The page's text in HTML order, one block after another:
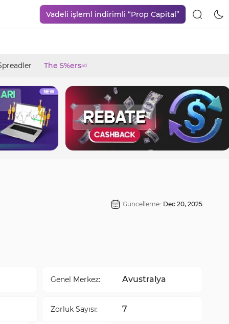
Vadeli işleml indirimli “Prop Capital”
The 5%ersad
Güncelleme: Dec 20, 2025
Genel Merkez: Avustralya
Zorluk Sayısı: 7